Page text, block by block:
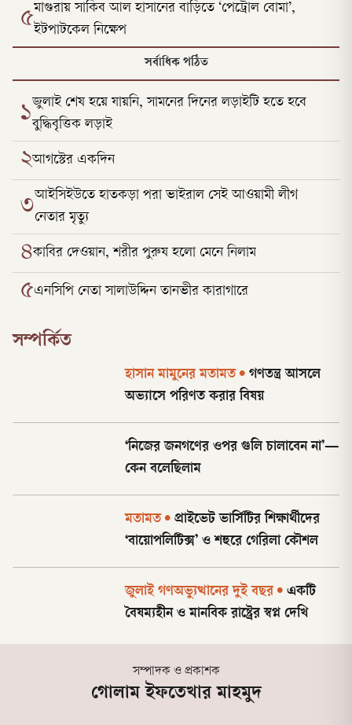
৫মাগুরায় সাকিব আল হাসানের বাড়িতে ‘পেট্রোল বোমা’,
ইটপাটকেল নিক্ষেপ
সর্বাধিক পঠিত
১জুলাই শেষ হয়ে যায়নি, সামনের দিনের লড়াইটি হতে হবে
বুদ্ধিবৃত্তিক লড়াই
২আগস্টের একদিন
৩আইসিইউতে হাতকড়া পরা ভাইরাল সেই আওয়ামী লীগ
নেতার মৃত্যু
৪কাবির দেওয়ান, শরীর পুরুষ হলো মেনে নিলাম
৫এনসিপি নেতা সালাউদ্দিন তানভীর কারাগারে
সম্পর্কিত
হাসান মামুনের মতামত • গণতন্ত্র আসলে
অভ্যাসে পরিণত করার বিষয়
‘নিজের জনগণের ওপর গুলি চালাবেন না’—
কেন বলেছিলাম
মতামত • প্রাইভেট ভার্সিটির শিক্ষার্থীদের
‘বায়োপলিটিক্স’ ও শহুরে গেরিলা কৌশল
জুলাই গণঅভ্যুত্থানের দুই বছর • একটি
বৈষম্যহীন ও মানবিক রাষ্ট্রের স্বপ্ন দেখি
সম্পাদক ও প্রকাশক
গোলাম ইফতেখার মাহমুদ